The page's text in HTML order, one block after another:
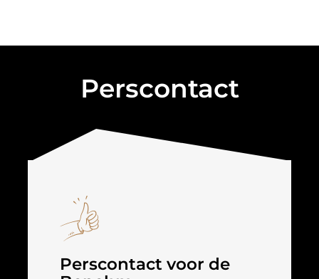
Perscontact
Perscontact voor de